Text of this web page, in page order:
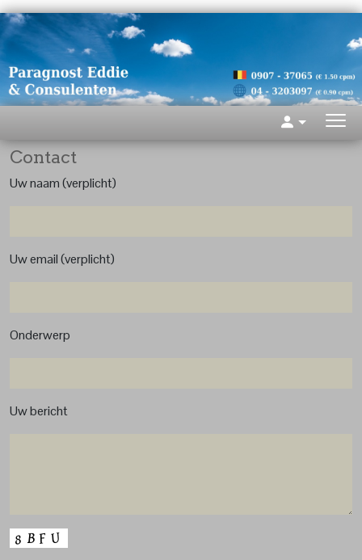
Contact
Uw naam (verplicht)
Uw email (verplicht)
Onderwerp
Uw bericht